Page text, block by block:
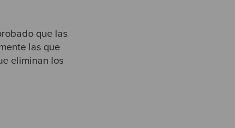
que las
las que
eliminan los